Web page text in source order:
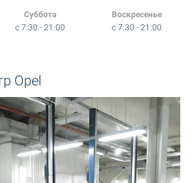
Суббота
c 7:30 - 21:00
Воскресенье
c 7:30 - 21:00
Opel